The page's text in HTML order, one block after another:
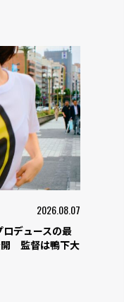
2026.08.07
デュースの最
開 監督は鴨下大